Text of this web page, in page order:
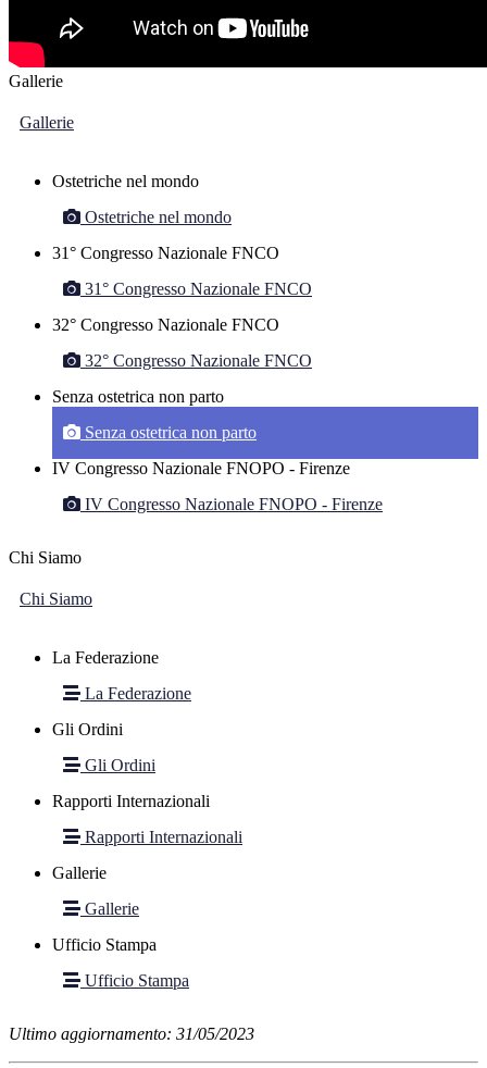
Gallerie
Gallerie
Ostetriche nel mondo
Ostetriche nel mondo
31° Congresso Nazionale FNCO
31° Congresso Nazionale FNCO
32° Congresso Nazionale FNCO
32° Congresso Nazionale FNCO
Senza ostetrica non parto
Senza ostetrica non parto
IV Congresso Nazionale FNOPO - Firenze
IV Congresso Nazionale FNOPO - Firenze
Chi Siamo
Chi Siamo
La Federazione
La Federazione
Gli Ordini
Gli Ordini
Rapporti Internazionali
Rapporti Internazionali
Gallerie
Gallerie
Ufficio Stampa
Ufficio Stampa
Ultimo aggiornamento: 31/05/2023